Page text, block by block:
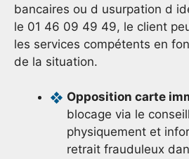
bancaires ou d usurpation d
le 01 46 09 49 49, le client
les services compétents en
de la situation.
Opposition carte
blocage via le
physiquement et
retrait frauduleux